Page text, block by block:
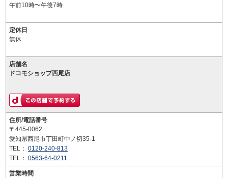
午前10時〜午後7時
定休日
無休
店舗名
ドコモショップ西尾店
住所/電話番号
〒445-0062
愛知県西尾市丁田町中ノ切35-1
TEL： 0120-240-813
TEL： 0563-64-0211
営業時間